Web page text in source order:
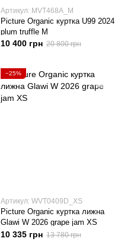
Артикул: MVT468A_M
Picture Organic куртка U99 2024
plum truffle M
10 400 грн 20 800 грн
−25%
Артикул: WVT0409D_XS
Picture Organic куртка лижна
Glawi W 2026 grape jam XS
10 335 грн 13 780 грн